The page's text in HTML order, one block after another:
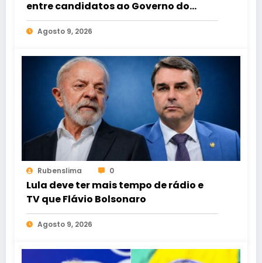
entre candidatos ao Governo do
Ceará
Agosto 9, 2026
Rubenslima 0
Lula deve ter mais tempo de rádio e
TV que Flávio Bolsonaro
Agosto 9, 2026